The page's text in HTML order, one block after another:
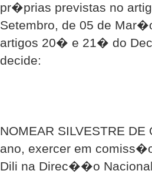
pr�prias previstas no
Setembro, de 05 de
artigos 20� e 21� do
decide:
NOMEAR SILVESTRE
ano, exercer em
Dili na Direc��o